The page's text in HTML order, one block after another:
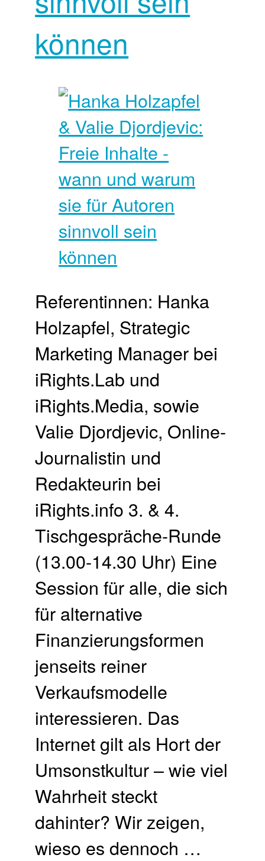
können
Referentinnen: Hanka
Holzapfel, Strategic
Marketing Manager bei
iRights.Lab und
iRights.Media, sowie
Valie Djordjevic, Online-
Journalistin und
Redakteurin bei
iRights.info 3. & 4.
Tischgespräche-Runde
(13.00-14.30 Uhr) Eine
Session für alle, die sich
für alternative
Finanzierungsformen
jenseits reiner
Verkaufsmodelle
interessieren. Das
Internet gilt als Hort der
Umsonstkultur – wie viel
Wahrheit steckt
dahinter? Wir zeigen,
wieso es dennoch …